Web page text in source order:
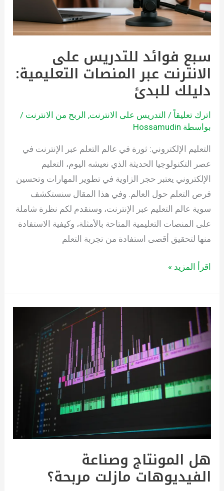
سبع فوائد للتدريس على
الانترنت عبر المنصات التعليمية:
دليلك للبدئ
اترك تعليقاً / التدريس على الانترنت, الربح من الانترنت /
بواسطة Hossamudin
التعليم الإلكتروني: ثورة في عالم التعلم عبر الإنترنت في
عصر التكنولوجيا الحديثة الذي نعيشه اليوم، التعليم
الإلكتروني يعتبر حجر الزاوية في تطوير المهارات وتحسين
فرص التعلم حول العالم. وفي هذا المقال سنستكشف
سوية عالم التعليم عبر الإنترنت، وسنقدم لكم نظرة شاملة
على المنصات التعليمية المتاحة بالأمثلة، وكيفية الاستفادة
منها لتحقيق أقصى استفادة من تجربة التعلم
اقرأ المزيد »
هل المونتاج وصناعة
الفيديوهات مازلت مربحة؟
هل
المونتاج
وصناعة
الفيديوهات
مازلت
مربحة؟